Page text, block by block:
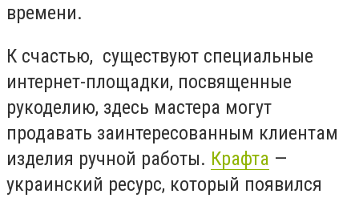
времени.
К счастью, существуют специальные
интернет-площадки, посвященные
рукоделию, здесь мастера могут
продавать заинтересованным клиентам
изделия ручной работы. Крафта —
украинский ресурс, который появился